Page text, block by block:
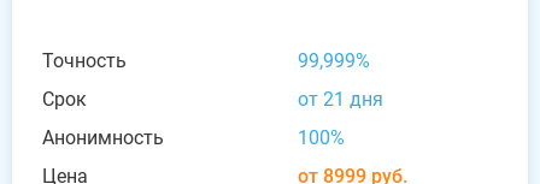
Точность
99,999%
Срок
от 21 дня
Анонимность
100%
Цена
от 8999 руб.